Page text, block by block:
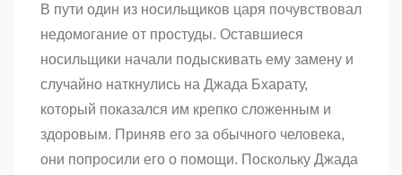
В пути один из носильщиков царя почувствовал
недомогание от простуды. Оставшиеся
носильщики начали подыскивать ему замену и
случайно наткнулись на Джада Бхарату,
который показался им крепко сложенным и
здоровым. Приняв его за обычного человека,
они попросили его о помощи. Поскольку Джада